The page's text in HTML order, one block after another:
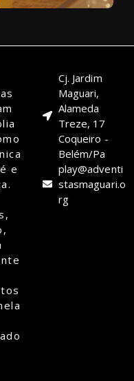
e
Cj. Jardim
Maguari,
Alameda
Treze, 17
Coqueiro -
Belém/Pa
play@adventi
stasmaguari.o
rg